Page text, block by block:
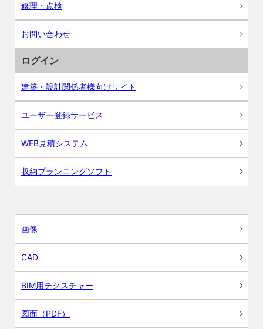
修理・点検
お問い合わせ
ログイン
建築・設計関係者様向けサイト
ユーザー登録サービス
WEB見積システム
収納プランニングソフト
画像
CAD
BIM用テクスチャー
図面（PDF）